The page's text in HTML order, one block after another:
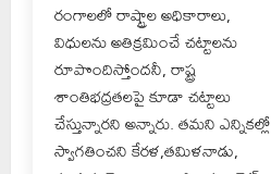
రంగాలలో రాష్ట్రాల అధికారాలు,
విధులను అతిక్రమించే చట్టాలను
రూపొందిస్తోందనీ, రాష్ట్ర
శాంతిభద్రతలపై కూడా చట్టాలు
చేస్తున్నారని అన్నారు. తమని ఎన్నికల్లో
స్వాగతించని కేరళ,తమిళనాడు,